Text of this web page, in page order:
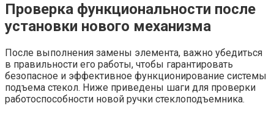
Проверка функциональности после
установки нового механизма
После выполнения замены элемента, важно убедиться
в правильности его работы, чтобы гарантировать
безопасное и эффективное функционирование системы
подъема стекол. Ниже приведены шаги для проверки
работоспособности новой ручки стеклоподъемника.